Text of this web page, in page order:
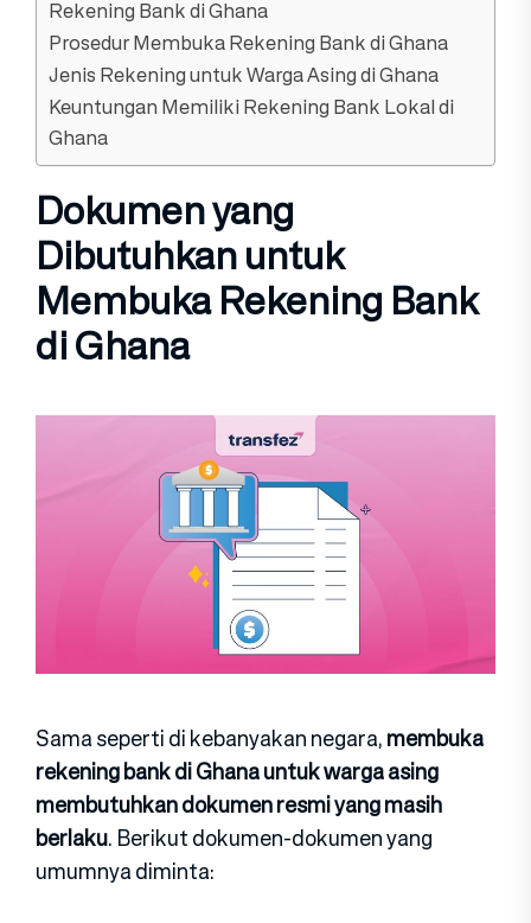
Rekening Bank di Ghana
Prosedur Membuka Rekening Bank di Ghana
Jenis Rekening untuk Warga Asing di Ghana
Keuntungan Memiliki Rekening Bank Lokal di
Ghana
Dokumen yang
Dibutuhkan untuk
Membuka Rekening Bank
di Ghana
Sama seperti di kebanyakan negara,membuka
rekening bank di Ghana untuk warga asing
membutuhkan dokumen resmi yang masih
berlaku. Berikut dokumen-dokumen yang
umumnya diminta: